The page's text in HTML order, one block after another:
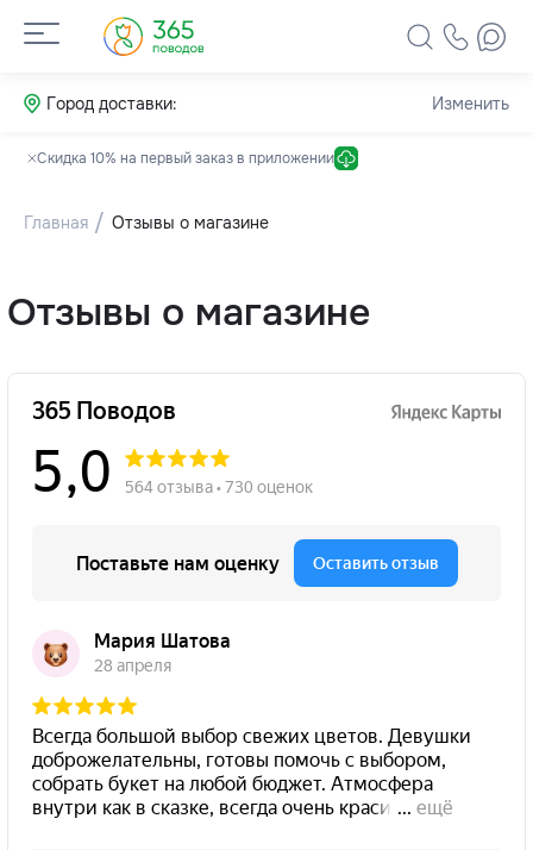
Город доставки: Изменить
Скидка 10% на первый заказ в приложении
Главная Отзывы о магазине
Отзывы о магазине